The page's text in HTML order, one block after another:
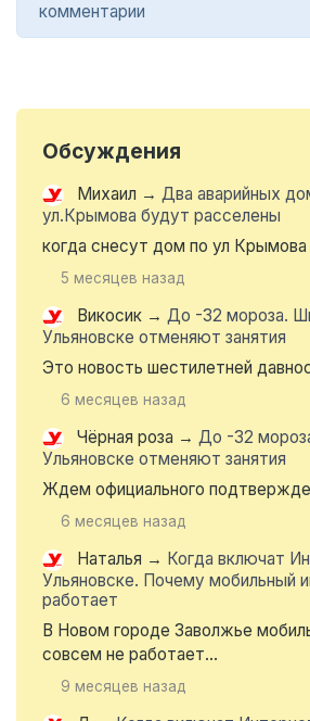
комментарии
Обсуждения
Михаил → Два аварийных
ул.Крымова будут расселены
когда снесут дом по ул
5 месяцев назад
Викосик → До -32 мороза.
Ульяновске отменяют занятия
Это новость шестилетней
6 месяцев назад
Чёрная роза → До -32
Ульяновске отменяют занятия
Ждем официального
6 месяцев назад
Наталья → Когда включат
Ульяновске. Почему мобильный
работает
В Новом городе Заволжье
совсем не работает...
9 месяцев назад